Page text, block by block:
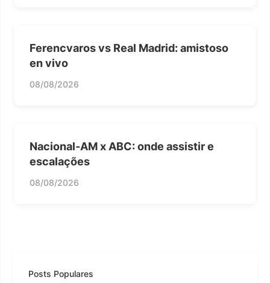
Ferencvaros vs Real Madrid: amistoso
en vivo
08/08/2026
Nacional-AM x ABC: onde assistir e
escalações
08/08/2026
Posts Populares